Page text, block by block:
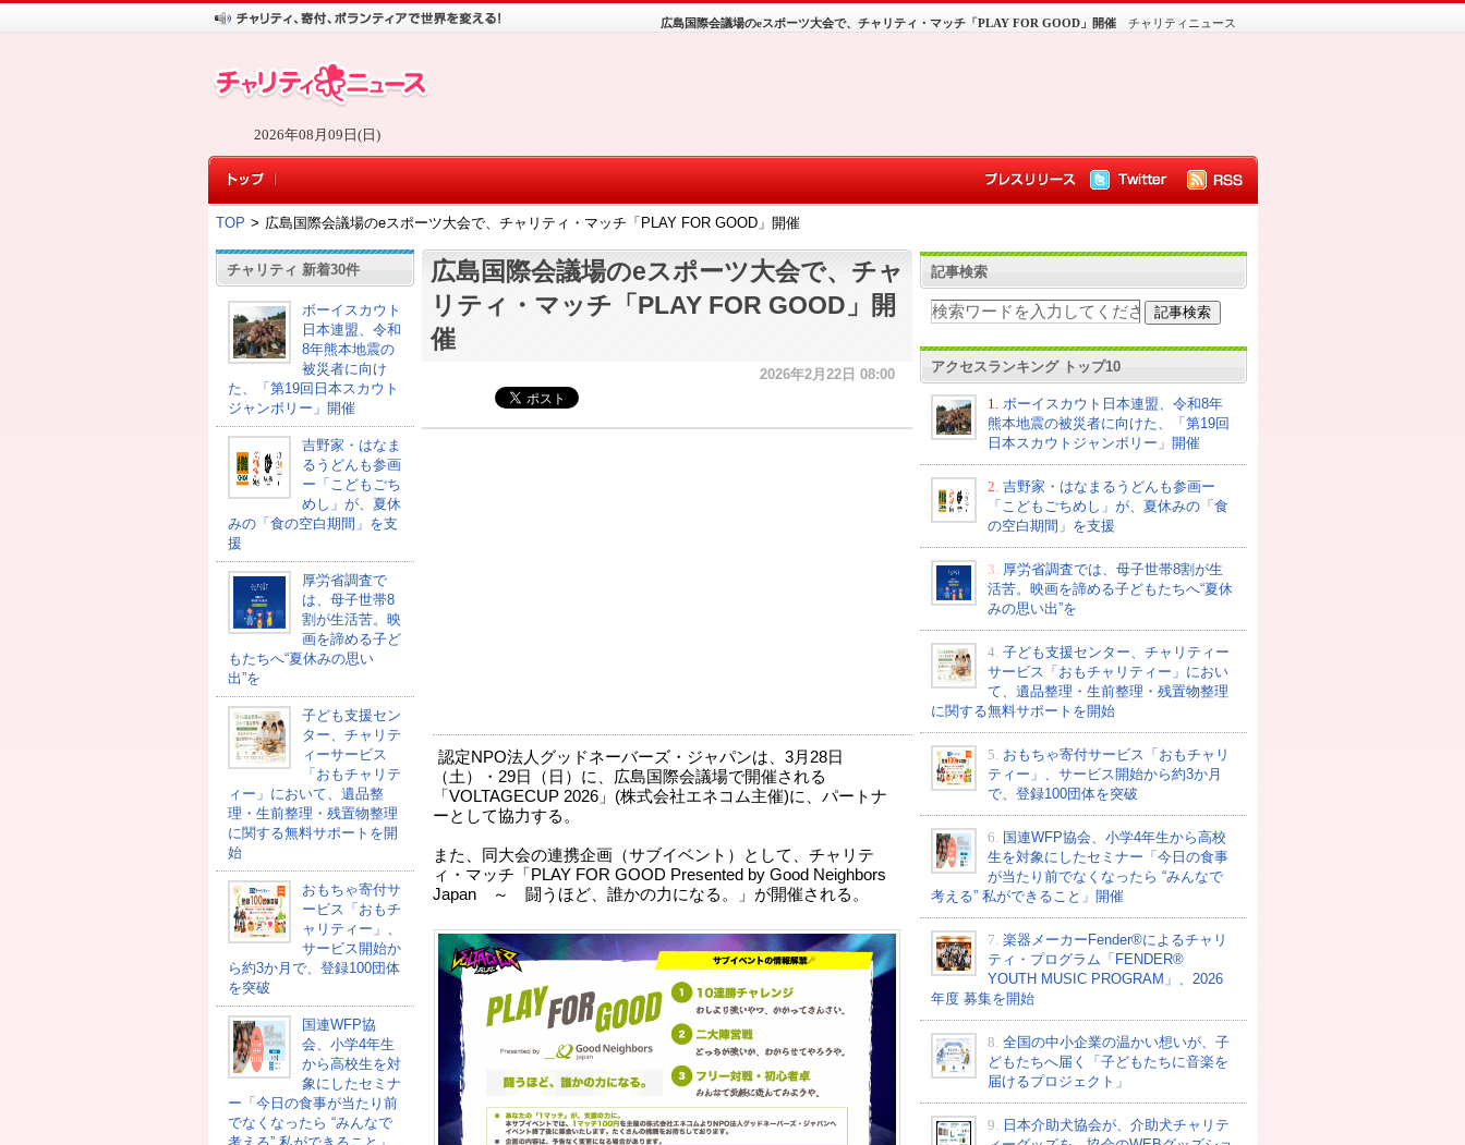
2026年08月09日(日)
チャリティニュース
広島国際会議場のeスポーツ大会で、チャリティ・マッチ「PLAY FOR GOOD」開催
TOP > 広島国際会議場のeスポーツ大会で、チャリティ・マッチ「PLAY FOR GOOD」開催
チャリティ 新着30件
ボーイスカウト
日本連盟、令和
8年熊本地震の
被災者に向け
た、「第19回日本スカウト
ジャンボリー」開催
吉野家・はなま
るうどんも参画
ー「こどもごち
めし」が、夏休
みの「食の空白期間」を支
援
厚労省調査で
は、母子世帯8
割が生活苦。映
画を諦める子ど
もたちへ“夏休みの思い
出”を
子ども支援セン
ター、チャリテ
ィーサービス
「おもチャリテ
ィー」において、遺品整
理・生前整理・残置物整理
に関する無料サポートを開
始
おもちゃ寄付サ
ービス「おもチ
ャリティー」、
サービス開始か
ら約3か月で、登録100団体
を突破
国連WFP協
会、小学4年生
から高校生を対
象にしたセミナ
ー「今日の食事が当たり前
でなくなったら “みんなで
広島国際会議場のeスポーツ大会で、チャ
リティ・マッチ「PLAY FOR GOOD」開
催
2026年2月22日 08:00
認定NPO法人グッドネーバーズ・ジャパンは、3月28日
（土）・29日（日）に、広島国際会議場で開催される
「VOLTAGECUP 2026」(株式会社エネコム主催)に、パートナ
ーとして協力する。
また、同大会の連携企画（サブイベント）として、チャリテ
ィ・マッチ「PLAY FOR GOOD Presented by Good Neighbors
Japan ～ 闘うほど、誰かの力になる。」が開催される。
記事検索
アクセスランキング トップ10
1.
ボーイスカウト日本連盟、令和8年
熊本地震の被災者に向けた、「第19回
日本スカウトジャンボリー」開催
2. 吉野家・はなまるうどんも参画ー
「こどもごちめし」が、夏休みの「食
の空白期間」を支援
3. 厚労省調査では、母子世帯8割が生
活苦。映画を諦める子どもたちへ“夏休
みの思い出”を
4. 子ども支援センター、チャリティー
サービス「おもチャリティー」におい
て、遺品整理・生前整理・残置物整理
に関する無料サポートを開始
5. おもちゃ寄付サービス「おもチャリ
ティー」、サービス開始から約3か月
で、登録100団体を突破
6. 国連WFP協会、小学4年生から高校
生を対象にしたセミナー「今日の食事
が当たり前でなくなったら “みんなで
考える” 私ができること」開催
7. 楽器メーカーFender®によるチャリ
ティ・プログラム「FENDER®︎
YOUTH MUSIC PROGRAM」、2026
年度 募集を開始
8. 全国の中小企業の温かい想いが、子
どもたちへ届く「子どもたちに音楽を
届けるプロジェクト」
9.
日本介助犬協会が、介助犬チャリテ